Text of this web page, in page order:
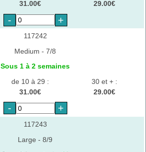
31.00€
29.00€
- +
117242
Medium - 7/8
Sous 1 à 2 semaines
de 10 à 29 :
31.00€
30 et + :
29.00€
- +
117243
Large - 8/9